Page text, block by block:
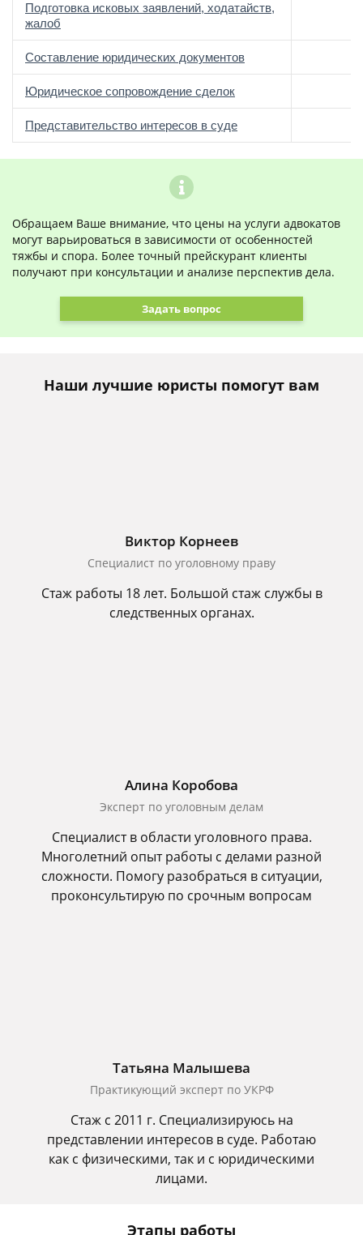
Подготовка исковых заявлений, ходатайств,
жалоб
Составление юридических документов
Юридическое сопровождение сделок
Представительство интересов в суде
Обращаем Ваше внимание, что цены на услуги адвокатов
могут варьироваться в зависимости от особенностей
тяжбы и спора. Более точный прейскурант клиенты
получают при консультации и анализе перспектив дела.
Задать вопрос
Наши лучшие юристы помогут вам
Виктор Корнеев
Cпециалист по уголовному праву
Стаж работы 18 лет. Большой стаж службы в
следственных органах.
Алина Коробова
Эксперт по уголовным делам
Специалист в области уголовного права.
Многолетний опыт работы с делами разной
сложности. Помогу разобраться в ситуации,
проконсультирую по срочным вопросам
Татьяна Малышева
Практикующий эксперт по УКРФ
Стаж с 2011 г. Специализируюсь на
представлении интересов в суде. Работаю
как с физическими, так и с юридическими
лицами.
Этапы работы